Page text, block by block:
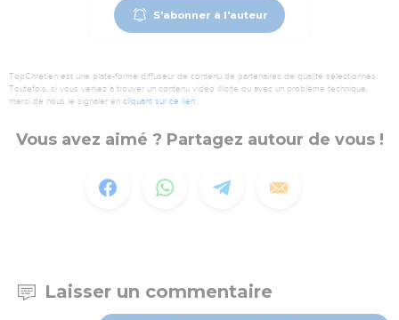
S'abonner à l'auteur
TopChrétien est une plate-forme diffuseur de contenu de partenaires de qualité sélectionnés.
Toutefois, si vous veniez à trouver un contenu vidéo illicite ou avec un problème technique,
merci de nous le signaler en cliquant sur ce lien.
Vous avez aimé ? Partagez autour de vous !
Laisser un commentaire